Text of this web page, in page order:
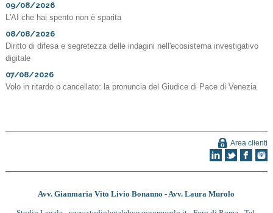
09/08/2026
L'AI che hai spento non è sparita
08/08/2026
Diritto di difesa e segretezza delle indagini nell'ecosistema investigativo
digitale
07/08/2026
Volo in ritardo o cancellato: la pronuncia del Giudice di Pace di Venezia
Area clienti
Avv. Gianmaria Vito Livio Bonanno - Avv. Laura Murolo